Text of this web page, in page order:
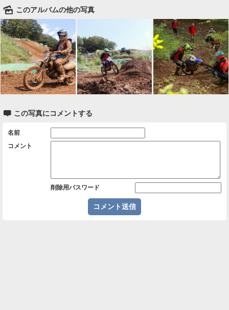
🌄 このアルバムの他の写真
 この写真にコメントする
名前
コメント
削除用パスワード